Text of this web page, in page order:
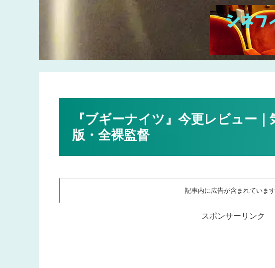
『ブギーナイツ』今更レビュー
版・全裸監督
記事内に広告が含まれています
スポンサーリンク